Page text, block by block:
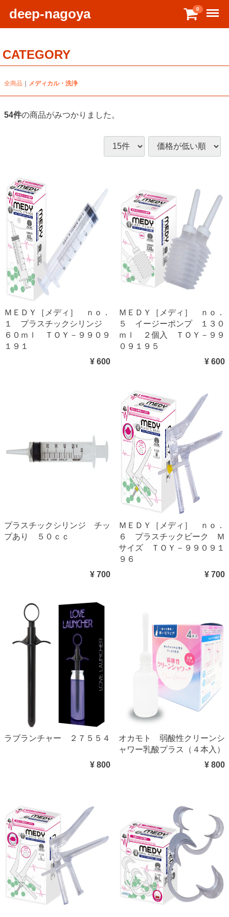
0
deep-nagoya Menu
CATEGORY
全商品 メディカル・洗浄
54件の商品がみつかりました。
ＭＥＤＹ［メディ］ ｎｏ．
１ プラスチックシリンジ
６０ｍｌ ＴＯＹ－９９０９
１９１
¥ 600
ＭＥＤＹ［メディ］ ｎｏ．
５ イージーポンプ １３０
ｍｌ ２個入 ＴＯＹ－９９
０９１９５
¥ 600
プラスチックシリンジ チッ
プあり ５０ｃｃ
¥ 700
ＭＥＤＹ［メディ］ ｎｏ．
６ プラスチックビーク Ｍ
サイズ ＴＯＹ－９９０９１
９６
¥ 700
ラブランチャー ２７５５４
¥ 800
オカモト 弱酸性クリーンシ
ャワー乳酸プラス（４本入）
¥ 800